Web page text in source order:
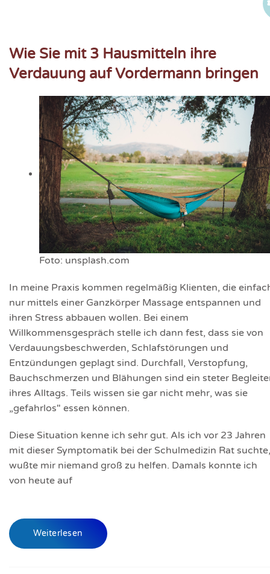
Wie Sie mit 3 Hausmitteln ihre
Verdauung auf Vordermann bringen
Foto: unsplash.com
In meine Praxis kommen regelmäßig Klienten, die
nur mittels einer Ganzkörper Massage entspannen und
ihren Stress abbauen wollen. Bei einem
Willkommensgespräch stelle ich dann fest, dass sie von
Verdauungsbeschwerden, Schlafstörungen und
Entzündungen geplagt sind. Durchfall, Verstopfung,
Bauchschmerzen und Blähungen sind ein steter
ihres Alltags. Teils wissen sie gar nicht mehr, was sie
„gefahrlos" essen können.
Diese Situation kenne ich sehr gut. Als ich vor 23 Jahren
mit dieser Symptomatik bei der Schulmedizin Rat suchte,
wußte mir niemand groß zu helfen. Damals konnte ich
von heute auf
Weiterlesen